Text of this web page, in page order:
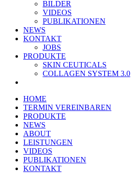
BILDER
VIDEOS
PUBLIKATIONEN
NEWS
KONTAKT
JOBS
PRODUKTE
SKIN CEUTICALS
COLLAGEN SYSTEM 3.0
HOME
TERMIN VEREINBAREN
PRODUKTE
NEWS
ABOUT
LEISTUNGEN
VIDEOS
PUBLIKATIONEN
KONTAKT